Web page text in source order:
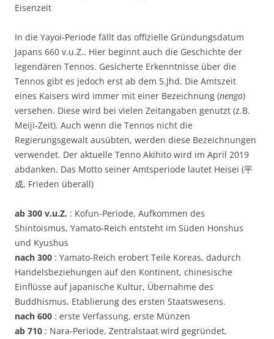
Eisenzeit
In die Yayoi-Periode fällt das offizielle Gründungsdatum
Japans 660 v.u.Z.. Hier beginnt auch die Geschichte der
legendären Tennos. Gesicherte Erkenntnisse über die
Tennos gibt es jedoch erst ab dem 5.Jhd. Die Amtszeit
eines Kaisers wird immer mit einer Bezeichnung (nengo)
versehen. Diese wird bei vielen Zeitangaben genutzt (z.B.
Meiji-Zeit). Auch wenn die Tennos nicht die
Regierungsgewalt ausübten, werden diese Bezeichnungen
verwendet. Der aktuelle Tenno Akihito wird im April 2019
abdanken. Das Motto seiner Amtsperiode lautet Heisei (平
成, Frieden überall)
ab 300 v.u.Z. : Kofun-Periode, Aufkommen des
Shintoismus, Yamato-Reich entsteht im Süden Honshus
und Kyushus
nach 300 : Yamato-Reich erobert Teile Koreas, dadurch
Handelsbeziehungen auf den Kontinent, chinesische
Einflüsse auf japanische Kultur, Übernahme des
Buddhismus, Etablierung des ersten Staatswesens.
nach 600 : erste Verfassung, erste Münzen
ab 710 : Nara-Periode, Zentralstaat wird gegründet,